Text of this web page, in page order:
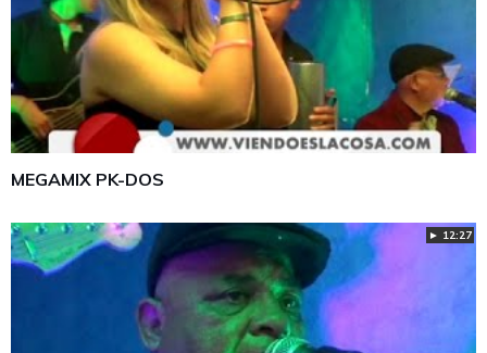
MEGAMIX PK-DOS
► 12:27